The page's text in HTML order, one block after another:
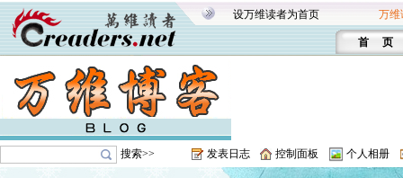
设万维读者为首页 万维
首 页
搜索>> 发表日志 控制面板 个人相册